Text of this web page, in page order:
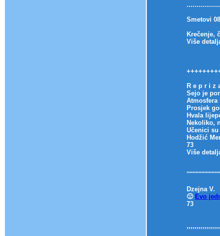
Smetovi
Krečenje,
Više
R e p r i z
Sejo je
Prosjek
Hvala
Nekoliko,
Učenici su
Hodžić
73
Više
Dzejna V.
🙂 Evo
73